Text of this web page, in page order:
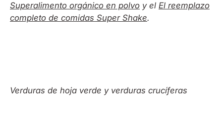
Superalimento orgánico en polvo y el El reemplazo
completo de comidas Super Shake.
Verduras de hoja verde y verduras crucíferas